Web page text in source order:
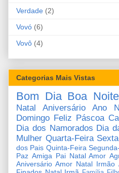
Verdade (2)
Vovó (6)
Vovô (4)
Categorias Mais Vistas
Bom Dia Boa Noite
Natal Aniversário Ano
Domingo Feliz Páscoa
Dia dos Namorados Dia
Mulher Quarta-Feira
dos Pais Quinta-Feira
Paz Amiga Pai Natal Amor
Aniversário Amor Natal Irmão